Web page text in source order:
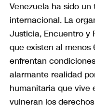
Venezuela ha sido
internacional. La
Justicia, Encuentro y
que existen al menos
enfrentan
alarmante realidad
humanitaria que vive
vulneran los